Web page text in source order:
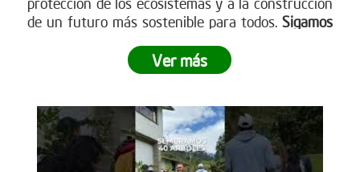
de un futuro más sostenible para todos.Sigamos
Ver más